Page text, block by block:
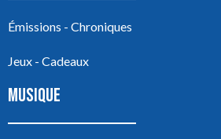
Émissions - Chroniques
Jeux - Cadeaux
MUSIQUE